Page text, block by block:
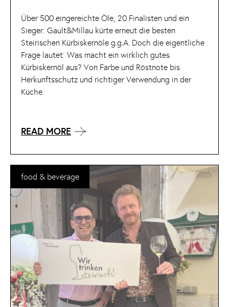
Über 500 eingereichte Öle, 20 Finalisten und ein
Sieger: Gault&Millau kürte erneut die besten
Steirischen Kürbiskernöle g.g.A. Doch die eigentliche
Frage lautet: Was macht ein wirklich gutes
Kürbiskernöl aus? Von Farbe und Röstnote bis
Herkunftsschutz und richtiger Verwendung in der
Küche.
READ MORE
food & beverage